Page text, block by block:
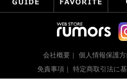
会社概要 個人情報保護
免責事項
特定商取引法に